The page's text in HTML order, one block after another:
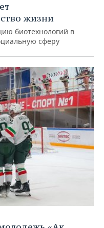
жизни
биотехнологий в
сферу